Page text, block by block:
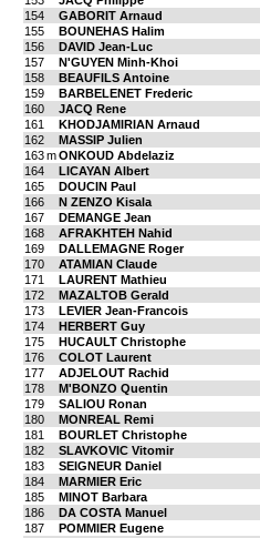
154
GABORIT Arnaud
155
BOUNEHAS Halim
156
DAVID Jean-Luc
157
N'GUYEN Minh-Khoi
158
BEAUFILS Antoine
159
BARBELENET Frederic
160
JACQ Rene
161
KHODJAMIRIAN Arnaud
162
MASSIP Julien
163mONKOUD Abdelaziz
164
LICAYAN Albert
165
DOUCIN Paul
166
N ZENZO Kisala
167
DEMANGE Jean
168
AFRAKHTEH Nahid
169
DALLEMAGNE Roger
170
ATAMIAN Claude
171
LAURENT Mathieu
172
MAZALTOB Gerald
173
LEVIER Jean-Francois
174
HERBERT Guy
175
HUCAULT Christophe
176
COLOT Laurent
177
ADJELOUT Rachid
178
M'BONZO Quentin
179
SALIOU Ronan
180
MONREAL Remi
181
BOURLET Christophe
182
SLAVKOVIC Vitomir
183
SEIGNEUR Daniel
184
MARMIER Eric
185
MINOT Barbara
186
DA COSTA Manuel
187
POMMIER Eugene